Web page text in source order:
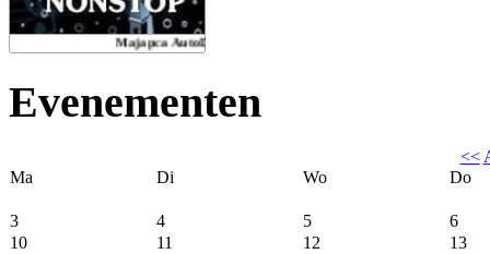
Evenementen
<<
Ma
Di Wo Do
3 4 5
6
10
11 12
13